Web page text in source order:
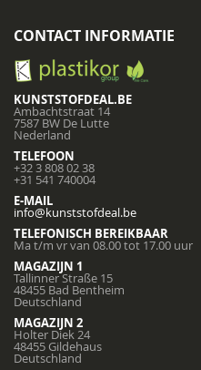
CONTACT INFORMATIE
KUNSTSTOFDEAL.BE
Ambachtstraat 14
7587 BW De Lutte
Nederland
TELEFOON
+32 3 808 02 38
+31 541 740004
E-MAIL
info@kunststofdeal.be
TELEFONISCH BEREIKBAAR
Ma t/m vr van 08.00 tot 17.00 uur
MAGAZIJN 1
Tallinner Straße 15
48455 Bad Bentheim
Deutschland
MAGAZIJN 2
Holter Diek 24
48455 Gildehaus
Deutschland